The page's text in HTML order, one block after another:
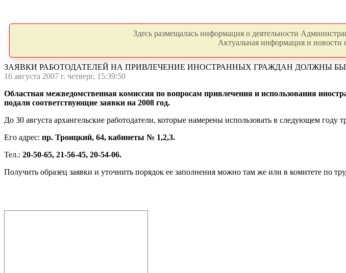
Здесь размещалась информация о деятельности
Актуальная информация и новости
ЗАЯВКИ РАБОТОДАТЕЛЕЙ НА ПРИВЛЕЧЕНИЕ ИНОСТРАННЫХ ГРАЖДАН ДОЛЖНЫ
16 августа 2007 г. четверг, 15:39:50
Областная межведомственная комиссия по вопросам привлечения и использования
подали соответствующие заявки на 2008 год.
До 30 августа архангельские работодатели, которые намерены использовать в следующем
Его адрес: пр. Троицкий, 64, кабинеты № 1,2,3.
Тел.: 20-50-65, 21-56-45, 20-54-06.
Получить образец заявки и уточнить порядок ее заполнения можно там же или в комитете по